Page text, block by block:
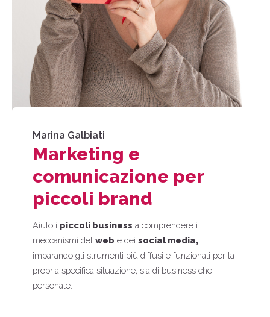
Marina Galbiati
Marketing e
comunicazione per
piccoli brand
Aiuto i piccoli business a comprendere i
meccanismi del web e dei social media,
imparando gli strumenti più diffusi e funzionali per la
propria specifica situazione, sia di business che
personale.